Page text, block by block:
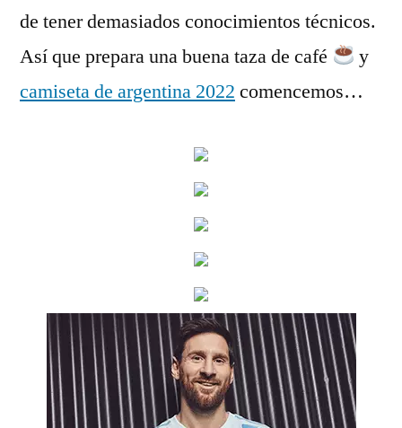
de tener demasiados conocimientos técnicos.
Así que prepara una buena taza de café
y
camiseta de argentina 2022 comencemos…